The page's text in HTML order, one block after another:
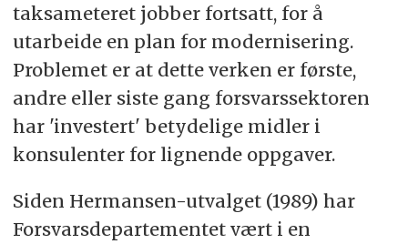
taksameteret jobber fortsatt, for å
utarbeide en plan for modernisering.
Problemet er at dette verken er første,
andre eller siste gang forsvarssektoren
har 'investert' betydelige midler i
konsulenter for lignende oppgaver.
Siden Hermansen-utvalget (1989) har
Forsvarsdepartementet vært i en